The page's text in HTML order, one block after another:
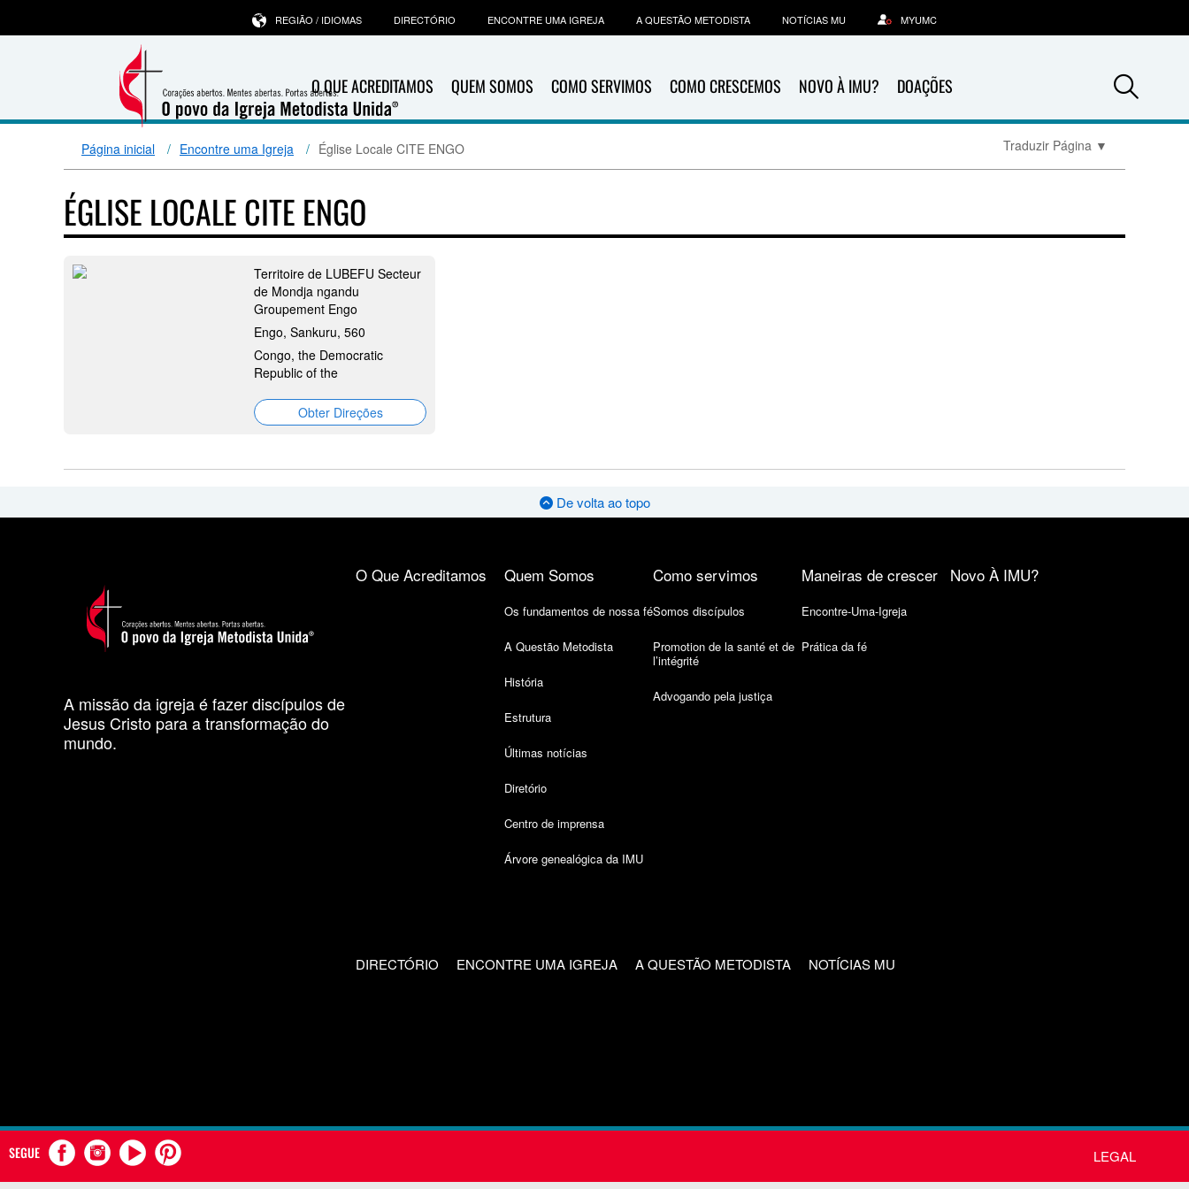
O QUE ACREDITAMOS QUEM SOMOS COMO SERVIMOS COMO CRESCEMOS NOVO À IMU? DOAÇÕES
REGIÃO / IDIOMAS DIRECTÓRIO ENCONTRE UMA IGREJA A QUESTÃO METODISTA NOTÍCIAS MU MYUMC
Página inicial Encontre uma Igreja Église Locale CITE ENGO Traduzir Página ▼
ÉGLISE LOCALE CITE ENGO
Territoire de LUBEFU Secteur
de Mondja ngandu
Groupement Engo
Engo, Sankuru, 560
Congo, the Democratic
Republic of the
Obter Direções
De volta ao topo
A missão da igreja é fazer discípulos de
Jesus Cristo para a transformação do
mundo.
O Que Acreditamos Quem Somos
Os fundamentos de nossa fé
A Questão Metodista
História
Estrutura
Últimas notícias
Diretório
Centro de imprensa
Árvore genealógica da IMU
Como servimos
Somos discípulos
Promotion de la santé et de
l’intégrité
Advogando pela justiça
Maneiras de crescer
Encontre-Uma-Igreja
Prática da fé
Novo À IMU?
DIRECTÓRIO ENCONTRE UMA IGREJA A QUESTÃO METODISTA NOTÍCIAS MU
SEGUE LEGAL